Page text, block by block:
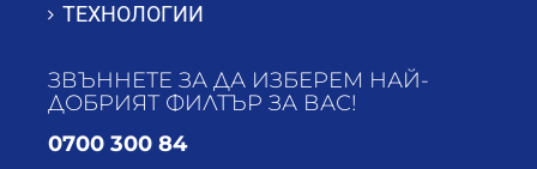
ТЕХНОЛОГИИ
ЗВЪННЕТЕ ЗА ДА ИЗБЕРЕМ НАЙ-
ДОБРИЯТ ФИЛТЪР ЗА ВАС!
0700 300 84